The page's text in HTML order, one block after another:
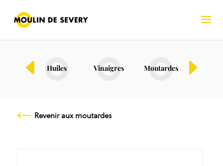
Huiles Vinaigres Moutardes Fruits